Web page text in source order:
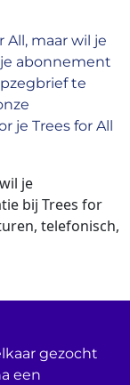
maar wil je
abonnement
te
je Trees for All
je
bij Trees for
telefonisch,
gezocht
een